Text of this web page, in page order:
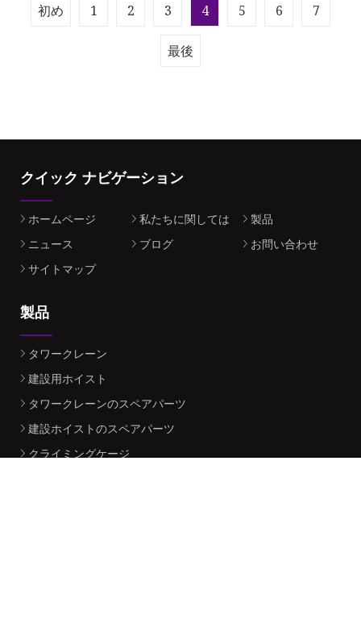
す。
トップタワークレーンは、タワートップの高さを低
くし、安全性を考慮してプルロッドを使用しないよ
初め 1 2 3 4 5 6 7
最後
クイック ナビゲーション
ホームページ 私たちに関しては
製品
ニュース
ブログ
お問い合わせ
サイトマップ
製品
タワークレーン
建設用ホイスト
タワークレーンのスペアパーツ
建設ホイストのスペアパーツ
クライミングケージ